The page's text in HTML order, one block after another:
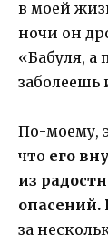
в моей
ночи он
«Бабуля, а
заболеешь
По-моему,
что его
из
опасений.
за